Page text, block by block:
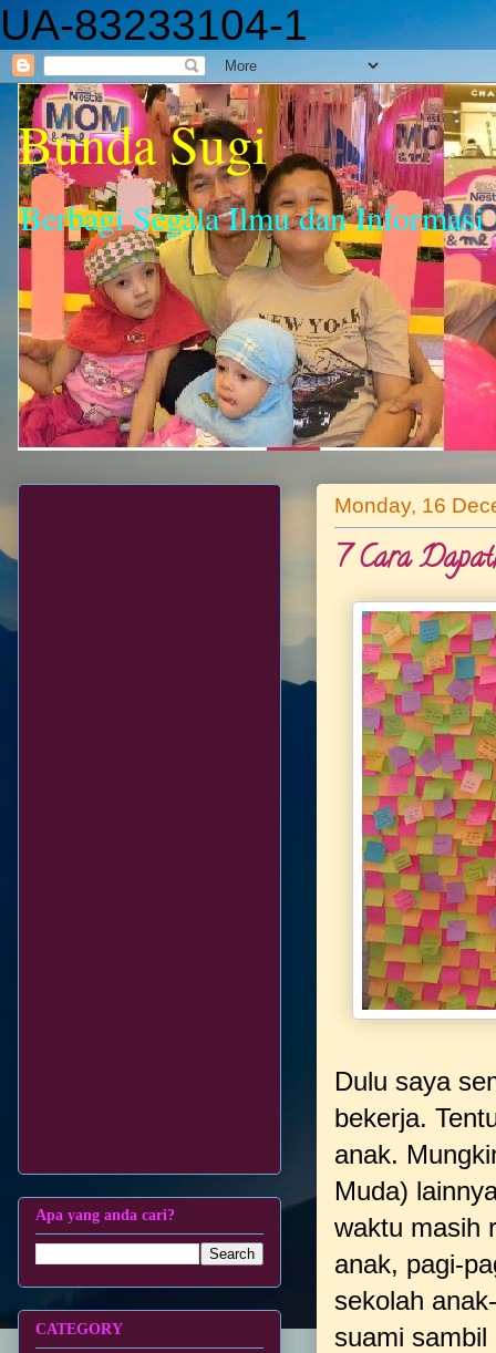
UA-83233104-1
Bunda Sugi
Berbagi Segala Ilmu dan Informasi
Monday, 16
7 Cara
Dulu saya
bekerja.
anak.
Muda)
waktu masih
anak, pagi-
sekolah
suami
Apa yang anda cari?
CATEGORY